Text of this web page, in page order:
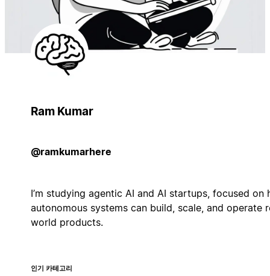
Ram Kumar
@ramkumarhere
I’m studying agentic AI and AI startups, focused on
autonomous systems can build, scale, and operate
world products.
인기 카테고리